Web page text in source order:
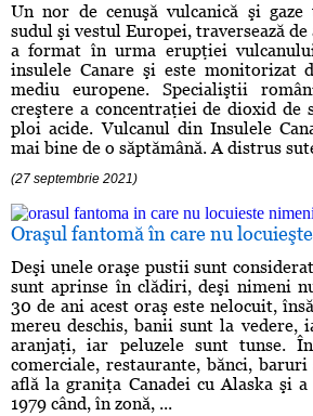
Un nor de cenuşă vulcanică şi gaze
sudul şi vestul Europei, traversează
a format în urma erupţiei
insulele Canare şi este monitorizat
mediu europene. Specialiştii
creştere a concentraţiei de dioxid de
ploi acide. Vulcanul din Insulele
mai bine de o săptămână. A distrus
(27 septembrie 2021)
Oraşul fantomă în care nu
Deşi unele oraşe pustii sunt
sunt aprinse în clădiri, deşi nimeni
30 de ani acest oraş este nelocuit,
mereu deschis, banii sunt la vedere,
aranjaţi, iar peluzele sunt tunse.
comerciale, restaurante, bănci,
află la graniţa Canadei cu Alaska şi
1979 când, în zonă, ...